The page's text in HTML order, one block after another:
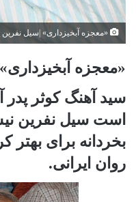
«معجزه آبخیزداری» |سیل
«معجزه
سید آهنگ کوثر پدر
است سیل نفرین
بخردانه برای
روان ایرانی.